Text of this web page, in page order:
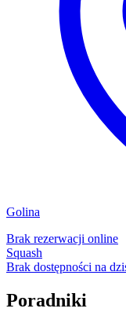
Golina
Brak rezerwacji online
Squash
Brak dostępności na
Poradniki